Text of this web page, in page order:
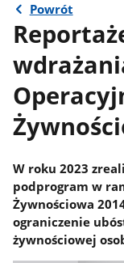
Powrót
W roku 2023
podprogram w
Żywnościowa
ograniczenie
żywnościowej